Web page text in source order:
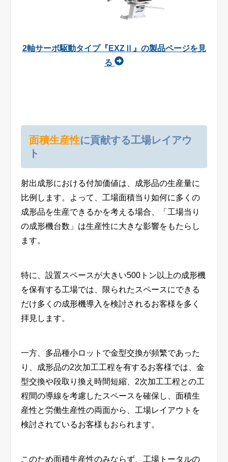
2軸サーボ駆動タイプ『EXZⅡ』の製品ページを見
る
面積生産性に貢献する工場レイアウ
ト
射出成形における付加価値は、成形品の生産量に
比例します。よって、工場面積当り如何に多くの
成形品を生産できるかを考える場合、「工場当り
の成形機台数」は生産性に大きな影響をもたらし
ます。
特に、設置スペースが大きい500 トン以上の成形機
を保有する工場では、限られたスペースにできる
だけ多くの成形機導入を検討されるお客様を多く
拝見します。
一方、多品種小ロットで金型交換が頻繁であった
り、成形品の2次加工工程を有するお客様では、金
型交換や段取り換え時間短縮、 2次加工工程との工
程間の導線を考慮したスペースを確保し、面積生
産性と労働生産性の両面から、工場レイアウトを
検討されているお客様もおられます。
このため面積生産性のみならず、工場トータルの